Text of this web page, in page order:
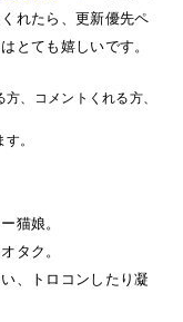
れたら、更新優先ペ
とても嬉しいです。
、コメントくれる方、
。
猫娘。
タク。
、トロコンしたり凝